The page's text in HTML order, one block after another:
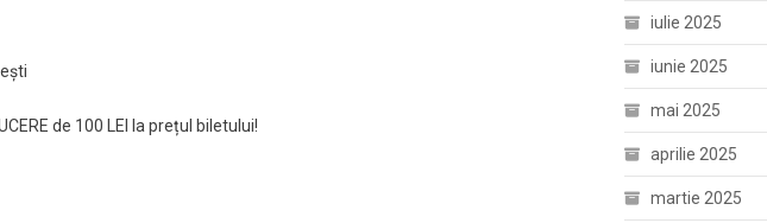
de 100 LEI la prețul biletului!
iulie 2025
iunie 2025
mai 2025
aprilie 2025
martie 2025